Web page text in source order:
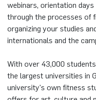
webinars, orientation
through the processes of
organizing your studies
internationals and the
With over 43,000
the largest universities in
university's own fitness